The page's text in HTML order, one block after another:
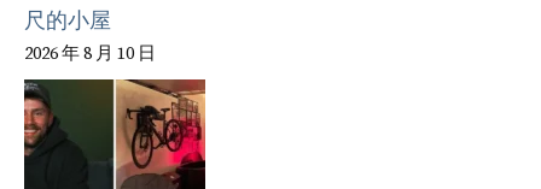
尺的小屋
2026 年 8 月 10 日